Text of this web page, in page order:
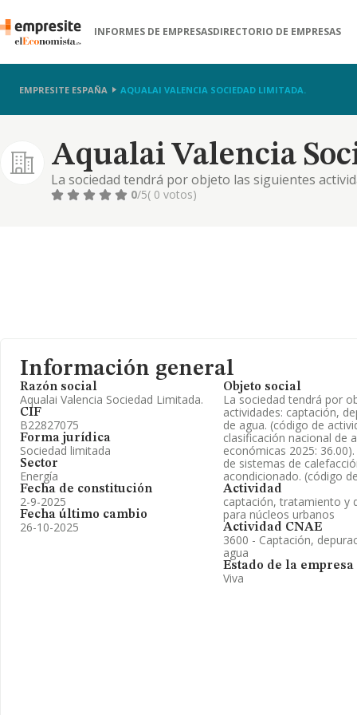
INFORMES DE EMPRESASDIRECTORIO DE EMPRESAS
EMPRESITE ESPAÑA AQUALAI VALENCIA SOCIEDAD LIMITADA.
Aqualai Valencia
La sociedad tendrá por objeto las siguientes
agua. (código de actividad económica, según
0/5( 0 votos)
Información general
Razón social
Aqualai Valencia Sociedad Limitada.
CIF
B22827075
Forma jurídica
Sociedad limitada
Sector
Energía
Fecha de constitución
2-9-2025
Fecha último cambio
26-10-2025
Objeto social
La sociedad tendrá por
actividades: captación,
de agua. (código de
clasificación nacional de
económicas 2025:
de sistemas de
acondicionado. (código
Actividad
captación, tratamiento y
para núcleos urbanos
Actividad CNAE
3600 - Captación,
agua
Estado de la empresa
Viva